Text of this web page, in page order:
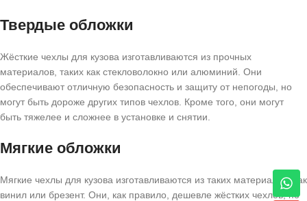
Твердые обложки
Жёсткие чехлы для кузова изготавливаются из прочных
материалов, таких как стекловолокно или алюминий. Они
обеспечивают отличную безопасность и защиту от непогоды, но
могут быть дороже других типов чехлов. Кроме того, они могут
быть тяжелее и сложнее в установке и снятии.
Мягкие обложки
Мягкие чехлы для кузова изготавливаются из таких материалов, как
винил или брезент. Они, как правило, дешевле жёстких чехлов, но